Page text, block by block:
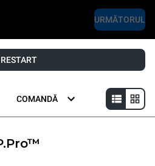
URMĂTORUL
RESTART
COMANDĂ